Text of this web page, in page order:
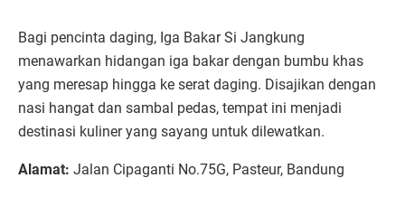
Bagi pencinta daging, Iga Bakar Si Jangkung
menawarkan hidangan iga bakar dengan bumbu khas
yang meresap hingga ke serat daging. Disajikan dengan
nasi hangat dan sambal pedas, tempat ini menjadi
destinasi kuliner yang sayang untuk dilewatkan.
Alamat: Jalan Cipaganti No.75G, Pasteur, Bandung